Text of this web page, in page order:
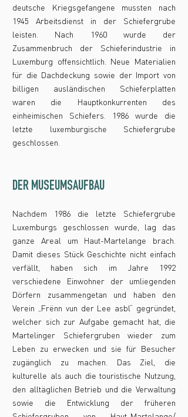
deutsche Kriegsgefangene mussten nach
1945 Arbeitsdienst in der Schiefergrube
leisten. Nach 1960 wurde der
Zusammenbruch der Schieferindustrie in
Luxemburg offensichtlich. Neue Materialien
für die Dachdeckung sowie der Import von
billigen ausländischen Schieferplatten
waren die Hauptkonkurrenten des
einheimischen Schiefers. 1986 wurde die
letzte luxemburgische Schiefergrube
geschlossen.
DER MUSEUMSAUFBAU
Nachdem 1986 die letzte Schiefergrube
Luxemburgs geschlossen wurde, lag das
ganze Areal um Haut-Martelange brach.
Damit dieses Stück Geschichte nicht einfach
verfällt, haben sich im Jahre 1992
verschiedene Einwohner der umliegenden
Dörfern zusammengetan und haben den
Verein „Frënn vun der Lee asbl“ gegründet,
welcher sich zur Aufgabe gemacht hat, die
Martelinger Schiefergruben wieder zum
Leben zu erwecken und sie für Besucher
zugänglich zu machen. Das Ziel, die
kulturelle als auch die touristische Nutzung,
den alltäglichen Betrieb und die Verwaltung
sowie die Entwicklung der früheren